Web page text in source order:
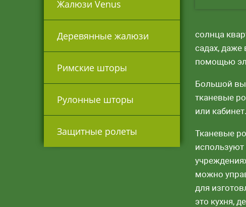
Жалюзи Venus
Деревянные жалюзи
Римские шторы
Рулонные шторы
Защитные ролеты
солнца
садах,
помощью
Большой
тканевые
или кабинет.
Тканевые
можно
для
это кухня,